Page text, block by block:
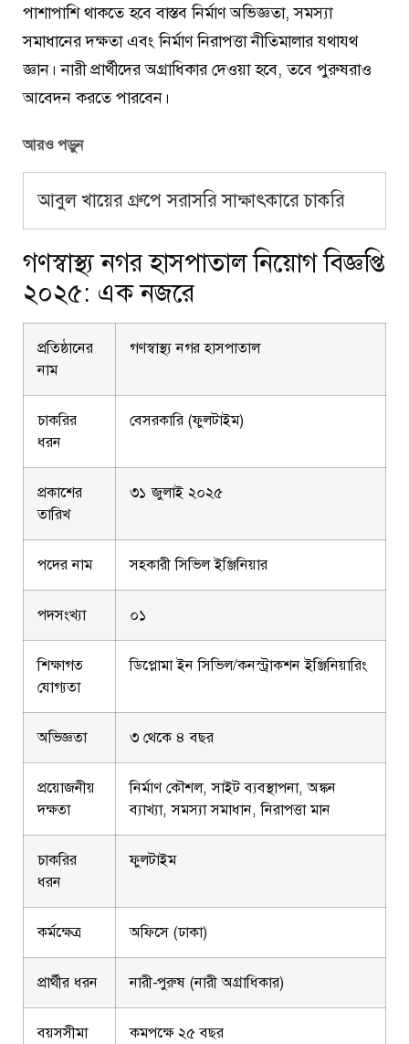
পাশাপাশি থাকতে হবে বাস্তব নির্মাণ অভিজ্ঞতা, সমস্যা
সমাধানের দক্ষতা এবং নির্মাণ নিরাপত্তা নীতিমালার যথাযথ
জ্ঞান। নারী প্রার্থীদের অগ্রাধিকার দেওয়া হবে, তবে পুরুষরাও
আবেদন করতে পারবেন।
আরও পড়ুন
আবুল খায়ের গ্রুপে সরাসরি সাক্ষাৎকারে চাকরি
গণস্বাস্থ্য নগর হাসপাতাল নিয়োগ বিজ্ঞপ্তি
২০২৫: এক নজরে
প্রতিষ্ঠানের
নাম
গণস্বাস্থ্য নগর হাসপাতাল
চাকরির
ধরন
বেসরকারি (ফুলটাইম)
প্রকাশের
তারিখ
৩১ জুলাই ২০২৫
পদের নাম সহকারী সিভিল ইঞ্জিনিয়ার
পদসংখ্যা ০১
শিক্ষাগত
যোগ্যতা
ডিপ্লোমা ইন সিভিল/কনস্ট্রাকশন ইঞ্জিনিয়ারিং
অভিজ্ঞতা ৩ থেকে ৪ বছর
প্রয়োজনীয়
দক্ষতা
নির্মাণ কৌশল, সাইট ব্যবস্থাপনা, অঙ্কন
ব্যাখ্যা, সমস্যা সমাধান, নিরাপত্তা মান
চাকরির
ধরন
ফুলটাইম
কর্মক্ষেত্র অফিসে (ঢাকা)
প্রার্থীর ধরন নারী-পুরুষ (নারী অগ্রাধিকার)
বয়সসীমা কমপক্ষে ২৫ বছর